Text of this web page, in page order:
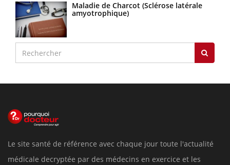
Maladie de Charcot (Sclérose latérale
amyotrophique)
Le site santé de référence avec chaque jour toute l'actualité
médicale decryptée par des médecins en exercice et les